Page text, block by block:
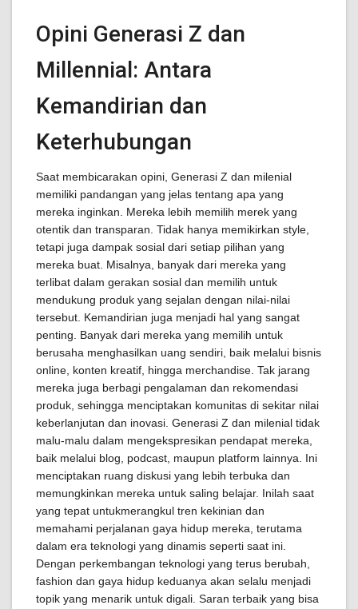
Opini Generasi Z dan
Millennial: Antara
Kemandirian dan
Keterhubungan
Saat membicarakan opini, Generasi Z dan milenial
memiliki pandangan yang jelas tentang apa yang
mereka inginkan. Mereka lebih memilih merek yang
otentik dan transparan. Tidak hanya memikirkan style,
tetapi juga dampak sosial dari setiap pilihan yang
mereka buat. Misalnya, banyak dari mereka yang
terlibat dalam gerakan sosial dan memilih untuk
mendukung produk yang sejalan dengan nilai-nilai
tersebut. Kemandirian juga menjadi hal yang sangat
penting. Banyak dari mereka yang memilih untuk
berusaha menghasilkan uang sendiri, baik melalui bisnis
online, konten kreatif, hingga merchandise. Tak jarang
mereka juga berbagi pengalaman dan rekomendasi
produk, sehingga menciptakan komunitas di sekitar nilai
keberlanjutan dan inovasi. Generasi Z dan milenial tidak
malu-malu dalam mengekspresikan pendapat mereka,
baik melalui blog, podcast, maupun platform lainnya. Ini
menciptakan ruang diskusi yang lebih terbuka dan
memungkinkan mereka untuk saling belajar. Inilah saat
yang tepat untukmerangkul tren kekinian dan
memahami perjalanan gaya hidup mereka, terutama
dalam era teknologi yang dinamis seperti saat ini.
Dengan perkembangan teknologi yang terus berubah,
fashion dan gaya hidup keduanya akan selalu menjadi
topik yang menarik untuk digali. Saran terbaik yang bisa